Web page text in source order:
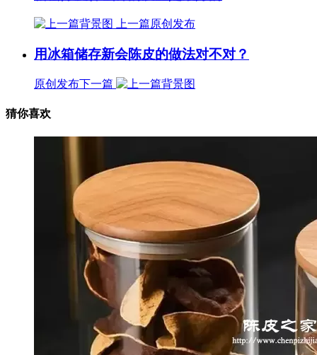
上一篇原创发布
用冰箱储存新会陈皮的做法对不对？
原创发布下一篇
猜你喜欢